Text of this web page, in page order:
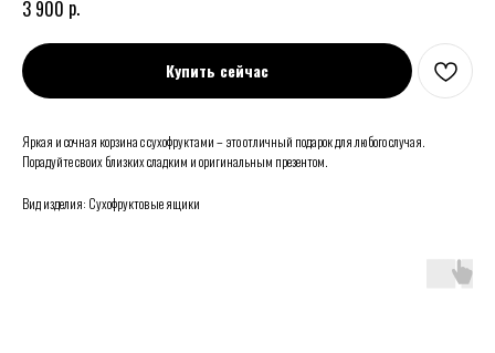
3 900 р.
Купить сейчас
Яркая и сочная корзина с сухофруктами – это отличный подарок для любого случая.
Порадуйте своих близких сладким и оригинальным презентом.
Вид изделия: Сухофруктовые ящики